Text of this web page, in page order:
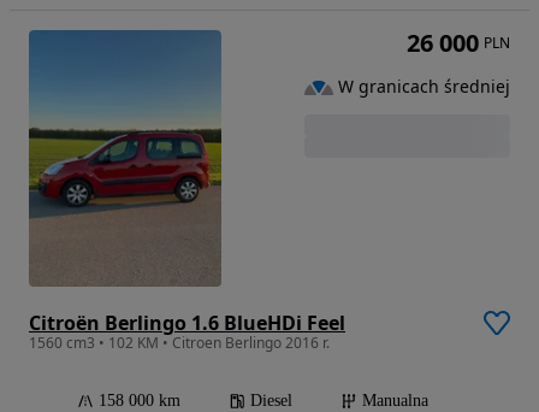
Citroën Berlingo 1.6 BlueHDi Feel
1560 cm3 • 102 KM • Citroen Berlingo 2016 r.
158 000 km Diesel
Manualna
26 000 PLN
W granicach średniej